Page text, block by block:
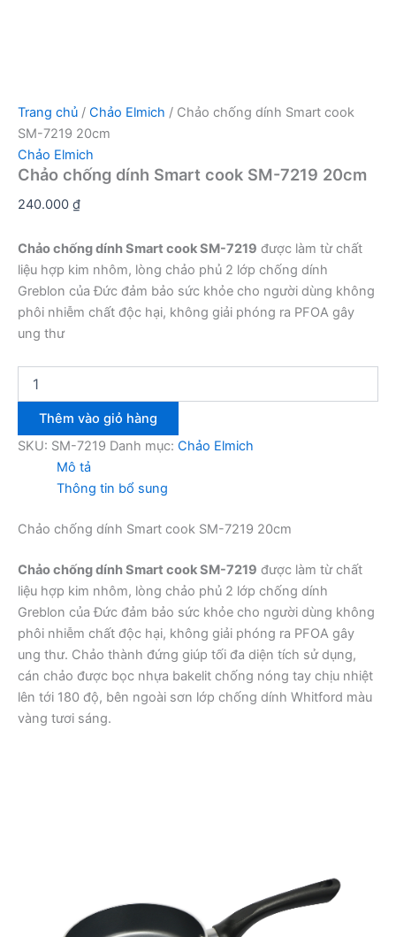
Trang chủ / Chảo Elmich / Chảo chống dính Smart cook
SM-7219 20cm
Chảo Elmich
Chảo chống dính Smart cook SM-7219 20cm
240.000 ₫
Chảo chống dính Smart cook SM-7219 được làm từ chất
liệu hợp kim nhôm, lòng chảo phủ 2 lớp chống dính
Greblon của Đức đảm bảo sức khỏe cho người dùng không
phôi nhiễm chất độc hại, không giải phóng ra PFOA gây
ung thư
chống
Smart
cook
lượng
Thêm vào giỏ hàng
SKU: SM-7219 Danh mục: Chảo Elmich
Mô tả
Thông tin bổ sung
Chảo chống dính Smart cook SM-7219 20cm
Chảo chống dính Smart cook SM-7219 được làm từ chất
liệu hợp kim nhôm, lòng chảo phủ 2 lớp chống dính
Greblon của Đức đảm bảo sức khỏe cho người dùng không
phôi nhiễm chất độc hại, không giải phóng ra PFOA gây
ung thư. Chảo thành đứng giúp tối đa diện tích sử dụng,
cán chảo được bọc nhựa bakelit chống nóng tay chịu nhiệt
lên tới 180 độ, bên ngoài sơn lớp chống dính Whitford màu
vàng tươi sáng.